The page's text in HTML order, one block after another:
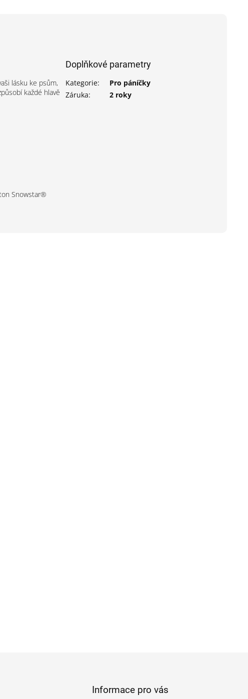
lásku ke psům,
každé hlavě
Snowstar®
Doplňkové parametry
Kategorie:
Pro páníčky
Záruka: 2 roky
Informace pro vás